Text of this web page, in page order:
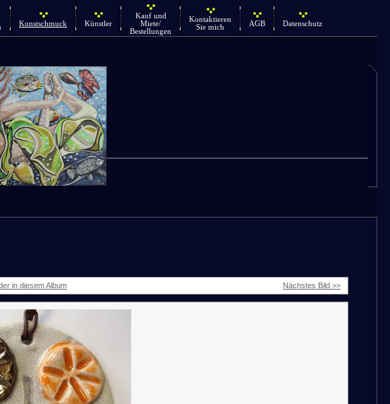
Kunstschmuck Künstler
Kauf und
Miete/
Bestellungen
Kontaktieren
Sie mich
AGB Datenschutz
in diesem Album Nächstes Bild >>